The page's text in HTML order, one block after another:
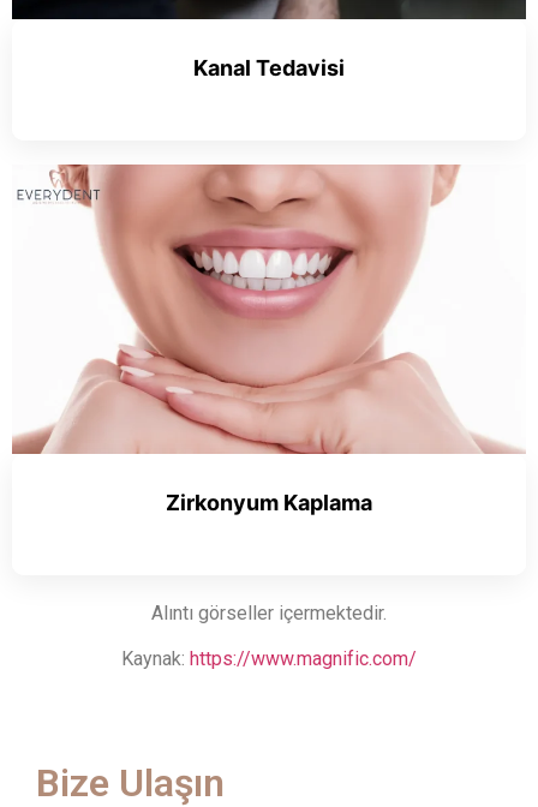
Kanal Tedavisi
Zirkonyum Kaplama
Alıntı görseller içermektedir.
Kaynak: https://www.magnific.com/
Bize Ulaşın